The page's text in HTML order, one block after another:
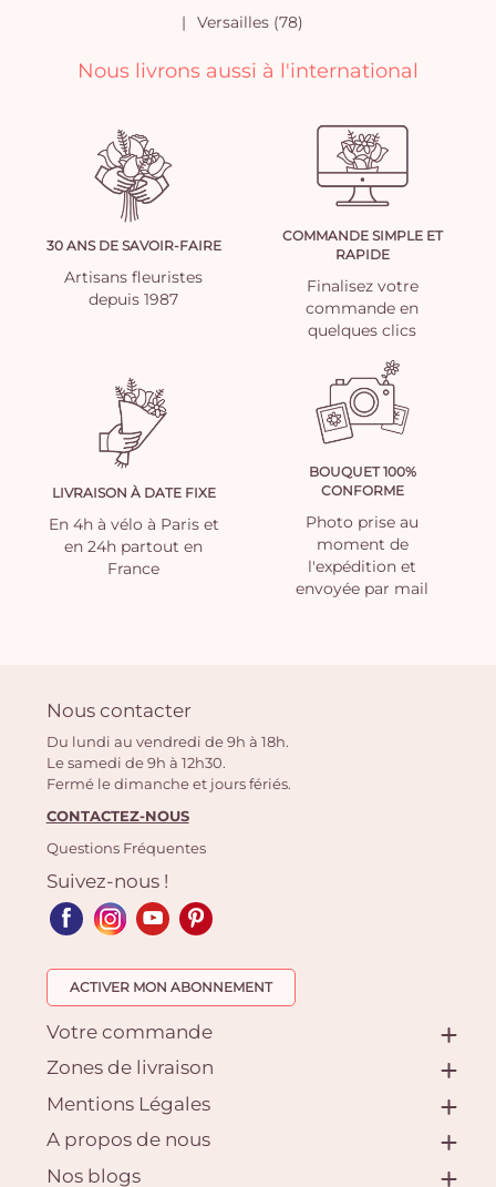
Versailles (78)
Nous livrons aussi à l'international
30 ANS DE SAVOIR-FAIRE
Artisans fleuristes
depuis 1987
COMMANDE SIMPLE ET
RAPIDE
Finalisez votre
commande en
quelques clics
LIVRAISON À DATE FIXE
En 4h à vélo à Paris et
en 24h partout en
France
BOUQUET 100%
CONFORME
Photo prise au
moment de
l'expédition et
envoyée par mail
Nous contacter
Du lundi au vendredi de 9h à 18h.
Le samedi de 9h à 12h30.
Fermé le dimanche et jours fériés.
CONTACTEZ-NOUS
Questions Fréquentes
Suivez-nous !
ACTIVER MON ABONNEMENT
Votre commande
Zones de livraison
Mentions Légales
A propos de nous
Nos blogs